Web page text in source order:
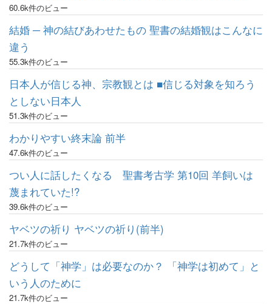
60.6k件のビュー
結婚 ─ 神の結びあわせたもの 聖書の結婚観はこんなに
違う
55.3k件のビュー
日本人が信じる神、宗教観とは ■信じる対象を知ろう
としない日本人
51.3k件のビュー
わかりやすい終末論 前半
47.6k件のビュー
つい人に話したくなる 聖書考古学 第10回 羊飼いは
蔑まれていた!?
39.6k件のビュー
ヤベツの祈り ヤベツの祈り(前半)
21.7k件のビュー
どうして「神学」は必要なのか？ 「神学は初めて」と
いう人のために
21.7k件のビュー